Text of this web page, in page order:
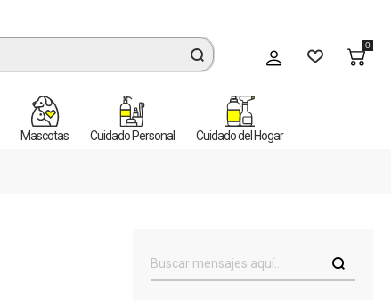
Mi cuenta
0
Mascotas Cuidado Personal Cuidado del Hogar